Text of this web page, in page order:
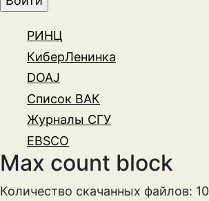
РИНЦ
КиберЛенинка
DOAJ
Список ВАК
Журналы СГУ
EBSCO
Max count block
Количество скачанных файлов: